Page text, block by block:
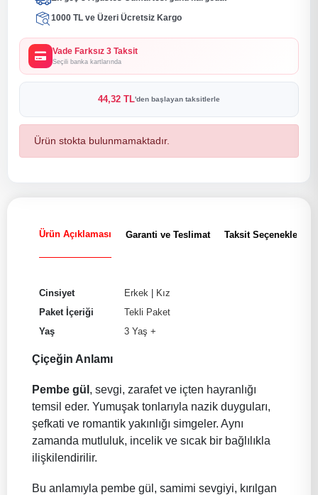
1000 TL ve Üzeri Ücretsiz Kargo
Vade Farksız 3 Taksit
Seçili banka kartlarında
44,32 TL'den başlayan taksitlerle
Ürün stokta bulunmamaktadır.
Ürün Açıklaması Garanti ve Teslimat Taksit Seçenekleri
Cinsiyet Erkek | Kız
Paket İçeriği
Tekli Paket
Yaş
3 Yaş +
Çiçeğin Anlamı
Pembe gül , sevgi, zarafet ve içten hayranlığı
temsil eder. Yumuşak tonlarıyla nazik duyguları,
şefkati ve romantik yakınlığı simgeler. Aynı
zamanda mutluluk, incelik ve sıcak bir bağlılıkla
ilişkilendirilir.
Bu anlamıyla pembe gül, samimi sevgiyi, kırılgan